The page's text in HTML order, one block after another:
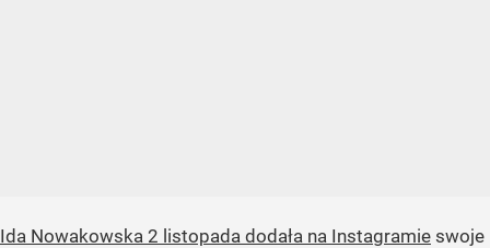
Ida Nowakowska 2 listopada dodała na Instagramie swoje